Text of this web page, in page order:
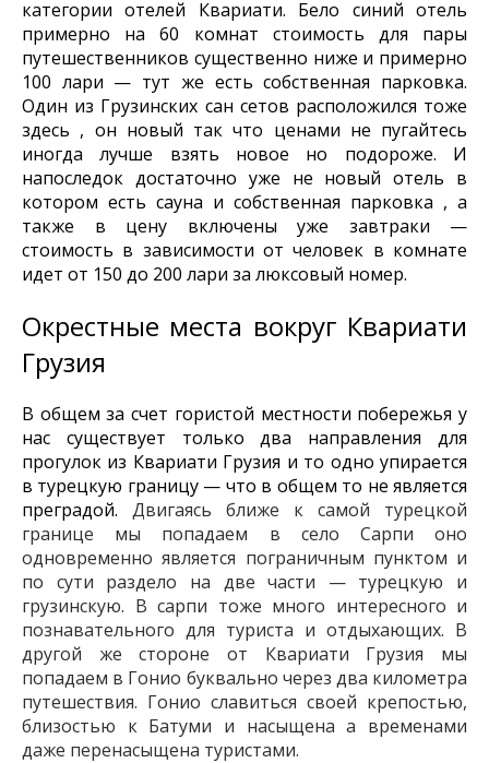
категории отелей Квариати. Бело синий отель
примерно на 60 комнат стоимость для пары
путешественников существенно ниже и примерно
100 лари — тут же есть собственная парковка.
Один из Грузинских сан сетов расположился тоже
здесь , он новый так что ценами не пугайтесь
иногда лучше взять новое но подороже. И
напоследок достаточно уже не новый отель в
котором есть сауна и собственная парковка , а
также в цену включены уже завтраки —
стоимость в зависимости от человек в комнате
идет от 150 до 200 лари за люксовый номер.
Окрестные места вокруг Квариати
Грузия
В общем за счет гористой местности побережья у
нас существует только два направления для
прогулок из Квариати Грузия и то одно упирается
в турецкую границу — что в общем то не является
преградой. Двигаясь ближе к самой турецкой
границе мы попадаем в село Сарпи оно
одновременно является пограничным пунктом и
по сути раздело на две части — турецкую и
грузинскую. В сарпи тоже много интересного и
познавательного для туриста и отдыхающих. В
другой же стороне от Квариати Грузия мы
попадаем в Гонио буквально через два километра
путешествия. Гонио славиться своей крепостью,
близостью к Батуми и насыщена а временами
даже перенасыщена туристами.